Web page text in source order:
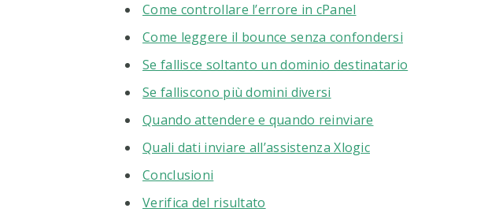
Come controllare l’errore in cPanel
Come leggere il bounce senza confondersi
Se fallisce soltanto un dominio destinatario
Se falliscono più domini diversi
Quando attendere e quando reinviare
Quali dati inviare all’assistenza Xlogic
Conclusioni
Verifica del risultato